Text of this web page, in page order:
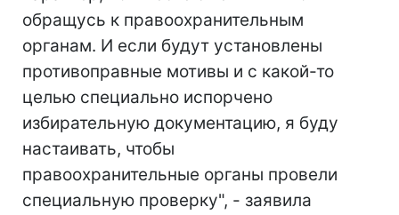
обращусь к правоохранительным
органам. И если будут установлены
противоправные мотивы и с какой-то
целью специально испорчено
избирательную документацию, я буду
настаивать, чтобы
правоохранительные органы провели
специальную проверку", - заявила